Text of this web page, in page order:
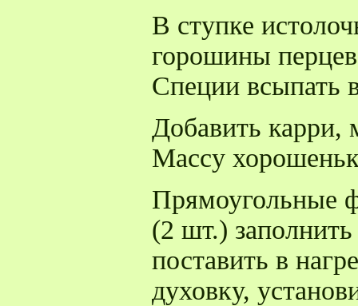
В ступке
горошины
Специи всыпать
Добавить карри,
Массу
Прямоугольные
(2 шт.)
поставить в
духовку,